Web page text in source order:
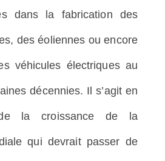
dans la fabrication des
des éoliennes ou encore
véhicules électriques au
décennies. Il s’agit en
la croissance de la
qui devrait passer de